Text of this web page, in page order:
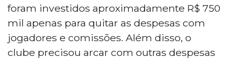
foram investidos aproximadamente R$ 750
mil apenas para quitar as despesas com
jogadores e comissões. Além disso, o
clube precisou arcar com outras despesas